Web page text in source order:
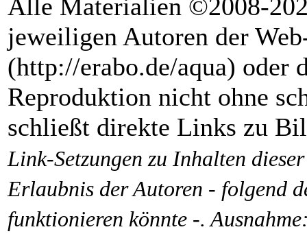
Alle Materialien ©2008-
jeweiligen Autoren der
(http://erabo.de/aqua) oder
Reproduktion nicht ohne
schließt direkte Links zu
Link-Setzungen zu Inhalten
Erlaubnis der Autoren - folgend
funktionieren könnte -.